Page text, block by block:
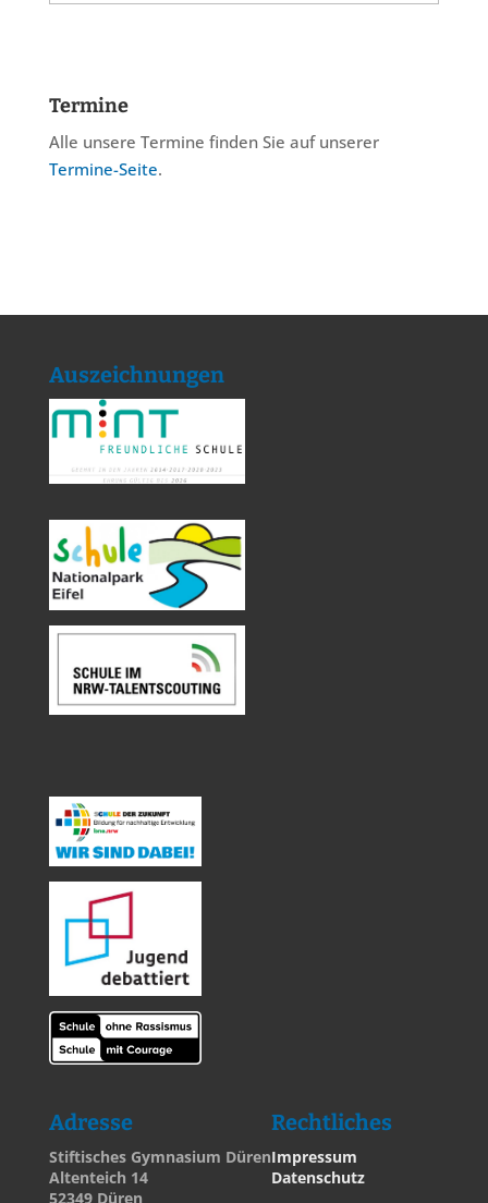
Termine
Alle unsere Termine finden Sie auf unserer
Termine-Seite.
Auszeichnungen
Adresse
Stiftisches Gymnasium Düren
Altenteich 14
52349 Düren
Rechtliches
Impressum
Datenschutz